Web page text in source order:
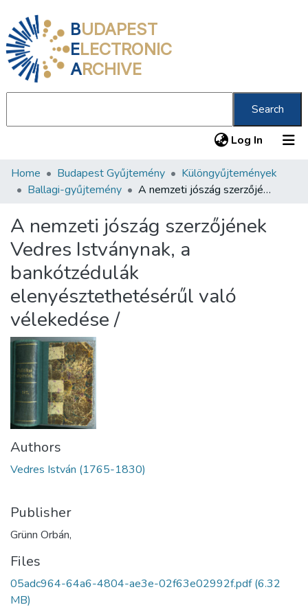
BUDAPEST
ELECTRONIC
ARCHIVE
Search
Log In (current)
Communities & Collections
Statistics
About us
Home Budapest Gyűjtemény
Különgyűjtemények
Ballagi-gyűjtemény
A nemzeti jószág szerzőjének Vedres Istványnak, a bankótzédulák elenyésztethetésérűl való vélekedése /
A nemzeti jószág szerzőjének
Vedres Istványnak, a
bankótzédulák
elenyésztethetésérűl való
vélekedése /
Authors
Vedres István (1765-1830)
Publisher
Grünn Orbán,
Files
05adc964-64a6-4804-ae3e-02f63e02992f.pdf(6.32
MB)